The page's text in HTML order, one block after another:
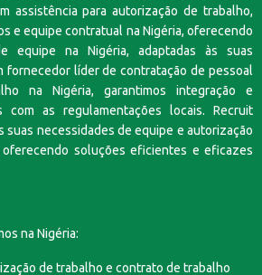
assistência para autorização de trabalho,
e equipe contratual na Nigéria, oferecendo
equipe na Nigéria, adaptadas às suas
fornecedor líder de contratação de pessoal
na Nigéria, garantimos integração e
com as regulamentações locais. Recruit
suas necessidades de equipe e autorização
soluções eficientes e eficazes
na Nigéria:
de trabalho e contrato de trabalho